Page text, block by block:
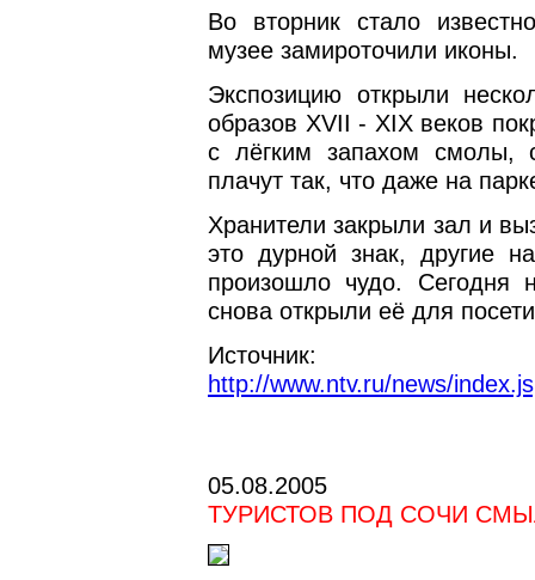
Во вторник стало
музее замироточили иконы.
Экспозицию открыли
образов XVII - XIX веков
с лёгким запахом смолы,
плачут так, что даже на
Хранители закрыли зал и
это дурной знак, другие
произошло чудо. Сегодня
снова открыли её для
Источник:
http://www.ntv.ru/news/
05.08.2005
ТУРИСТОВ ПОД СОЧИ